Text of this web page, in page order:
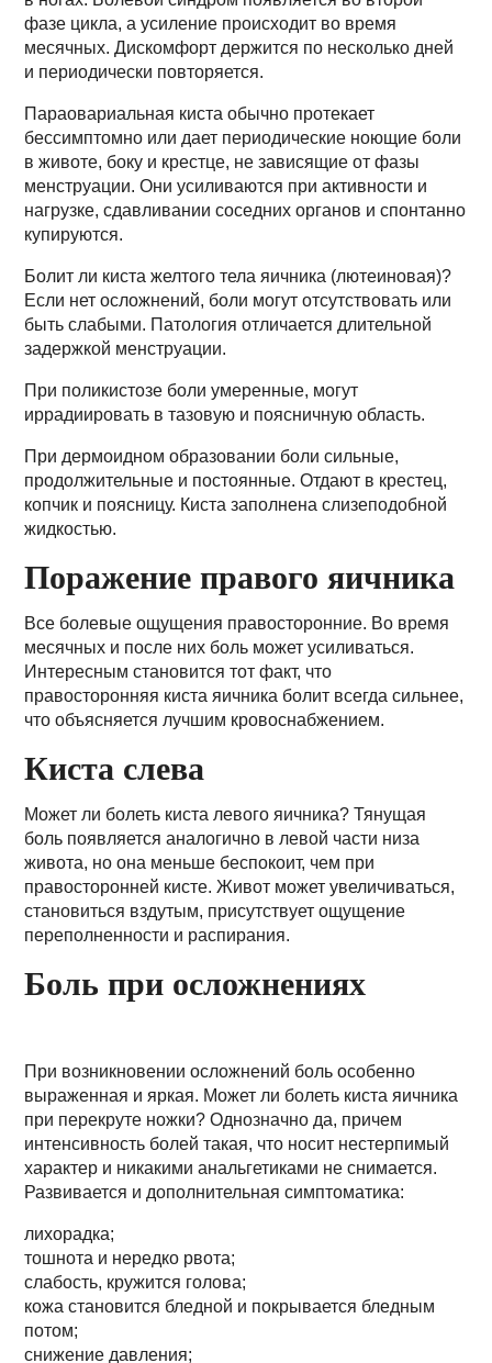
фазе цикла, а усиление происходит во время
месячных. Дискомфорт держится по несколько дней
и периодически повторяется.
Параовариальная киста обычно протекает
бессимптомно или дает периодические ноющие боли
в животе, боку и крестце, не зависящие от фазы
менструации. Они усиливаются при активности и
нагрузке, сдавливании соседних органов и спонтанно
купируются.
Болит ли киста желтого тела яичника (лютеиновая)?
Если нет осложнений, боли могут отсутствовать или
быть слабыми. Патология отличается длительной
задержкой менструации.
При поликистозе боли умеренные, могут
иррадиировать в тазовую и поясничную область.
При дермоидном образовании боли сильные,
продолжительные и постоянные. Отдают в крестец,
копчик и поясницу. Киста заполнена слизеподобной
жидкостью.
Поражение правого яичника
Все болевые ощущения правосторонние. Во время
месячных и после них боль может усиливаться.
Интересным становится тот факт, что
правосторонняя киста яичника болит всегда сильнее,
что объясняется лучшим кровоснабжением.
Киста слева
Может ли болеть киста левого яичника? Тянущая
боль появляется аналогично в левой части низа
живота, но она меньше беспокоит, чем при
правосторонней кисте. Живот может увеличиваться,
становиться вздутым, присутствует ощущение
переполненности и распирания.
Боль при осложнениях
При возникновении осложнений боль особенно
выраженная и яркая. Может ли болеть киста яичника
при перекруте ножки? Однозначно да, причем
интенсивность болей такая, что носит нестерпимый
характер и никакими анальгетиками не снимается.
Развивается и дополнительная симптоматика:
лихорадка;
тошнота и нередко рвота;
слабость, кружится голова;
кожа становится бледной и покрывается бледным
потом;
снижение давления;